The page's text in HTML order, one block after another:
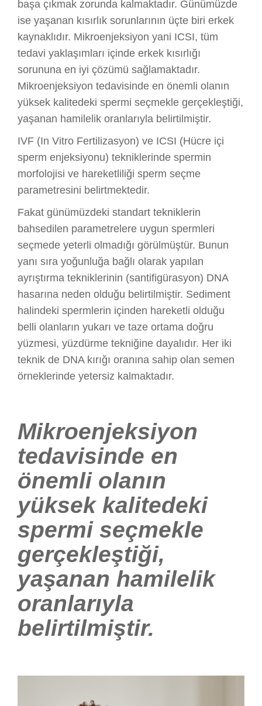
başa çıkmak zorunda kalmaktadır. Günümüzde
ise yaşanan kısırlık sorunlarının üçte biri erkek
kaynaklıdır. Mikroenjeksiyon yani ICSI, tüm
tedavi yaklaşımları içinde erkek kısırlığı
sorununa en iyi çözümü sağlamaktadır.
Mikroenjeksiyon tedavisinde en önemli olanın
yüksek kalitedeki spermi seçmekle gerçekleştiği,
yaşanan hamilelik oranlarıyla belirtilmiştir.
IVF (In Vitro Fertilizasyon) ve ICSI (Hücre içi
sperm enjeksiyonu) tekniklerinde spermin
morfolojisi ve hareketliliği sperm seçme
parametresini belirtmektedir.
Fakat günümüzdeki standart tekniklerin
bahsedilen parametrelere uygun spermleri
seçmede yeterli olmadığı görülmüştür. Bunun
yanı sıra yoğunluğa bağlı olarak yapılan
ayrıştırma tekniklerinin (santifigürasyon) DNA
hasarına neden olduğu belirtilmiştir. Sediment
halindeki spermlerin içinden hareketli olduğu
belli olanların yukarı ve taze ortama doğru
yüzmesi, yüzdürme tekniğine dayalıdır. Her iki
teknik de DNA kırığı oranına sahip olan semen
örneklerinde yetersiz kalmaktadır.
Mikroenjeksiyon
tedavisinde en
önemli olanın
yüksek kalitedeki
spermi seçmekle
gerçekleştiği,
yaşanan hamilelik
oranlarıyla
belirtilmiştir.